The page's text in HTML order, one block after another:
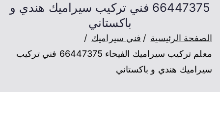
66447375 فني تركيب سيراميك هندي و
باكستاني
الصفحة الرئيسية
فني سيراميك
معلم تركيب سيراميك الفيحاء 66447375 فني تركيب
سيراميك هندي و باكستاني